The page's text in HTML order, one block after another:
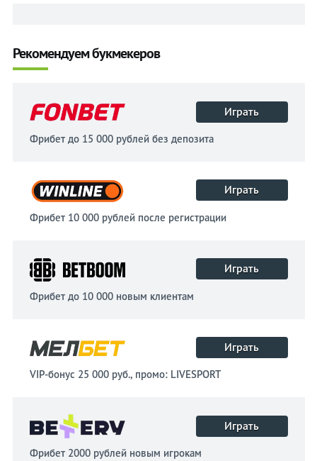
Рекомендуем букмекеров
Играть
Фрибет до 15 000 рублей без депозита
Играть
Фрибет 10 000 рублей после регистрации
Играть
Фрибет до 10 000 новым клиентам
Играть
VIP-бонус 25 000 руб., промо: LIVESPORT
Играть
Фрибет 2000 рублей новым игрокам